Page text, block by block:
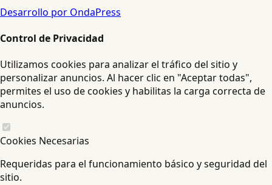
Desarrollo por OndaPress
Control de Privacidad
Utilizamos cookies para analizar el tráfico del sitio y
personalizar anuncios. Al hacer clic en "Aceptar todas",
permites el uso de cookies y habilitas la carga correcta de
anuncios.
Cookies Necesarias
Requeridas para el funcionamiento básico y seguridad del
sitio.